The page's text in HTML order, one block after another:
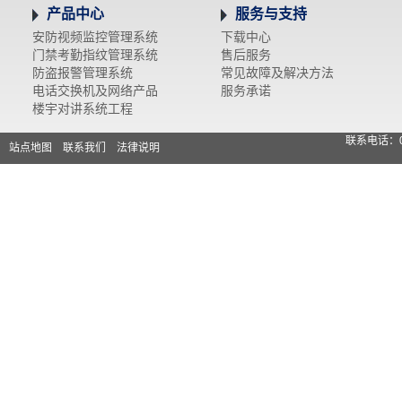
产品中心
安防视频监控管理系统
门禁考勤指纹管理系统
防盗报警管理系统
电话交换机及网络产品
楼宇对讲系统工程
服务与支持
下载中心
售后服务
常见故障及解决方法
服务承诺
站点地图 联系我们 法律说明
联系电话